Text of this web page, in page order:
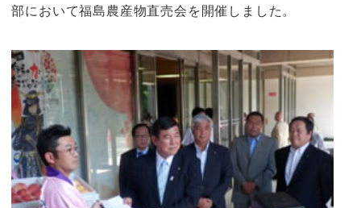
部において福島農産物直売会を開催しました。